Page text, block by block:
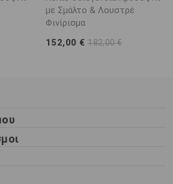
με Σμάλτο & Λουστρέ
Φινίρισμα
152,00 €182,00 €